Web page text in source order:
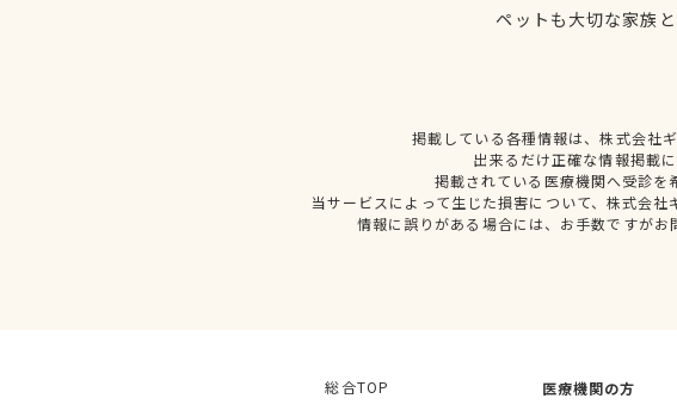
ペットも大切な家族
掲載している各種情報は、株式会社
出来るだけ正確な情報掲載
掲載されている医療機関へ受診
当サービスによって生じた損害について、株式会
情報に誤りがある場合には、お手数ですが
総合TOP
医療機関の方